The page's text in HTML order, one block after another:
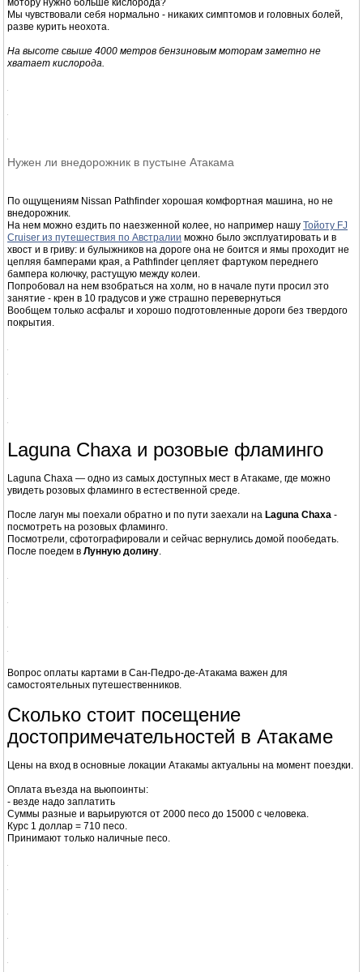
Laguna Miscanti и Laguna Meniquez
По 23 дороге в сторону
пишут так
самочувствия, так и для работы автомобиля.
лагунам.
И тут, на высоте мотор Ниссана перестал тянуть - возможно бензиновому
мотору нужно больше кислорода?
Мы чувствовали себя нормально - никаких симптомов и головных болей,
разве курить неохота.
На высоте свыше 4000 метров бензиновым моторам заметно не
хватает кислорода.
По ощущениям Nissan Pathfinder хорошая комфортная машина, но не
На нем можно ездить по наезженной колее, но например нашуТойоту FJ
Cruiser из путешествия по Австралии
можно было эксплуатировать и в
хвост и в гриву: и булыжников на дороге она не боится и ямы проходит не
цепляя бамперами края, а Pathfinder цепляет фартуком переднего
бампера колючку, растущую между колеи.
Попробовал на нем взобраться на холм, но в начале пути просил это
занятие - крен в 10 градусов и уже страшно перевернуться
Вообщем только асфальт и хорошо подготовленные дороги без твердого
покрытия.
Laguna Chaxa и розовые фламинго
увидеть розовых фламинго в естественной среде.
После лагун мы поехали обратно и по пути заехали наLaguna Chaxa-
посмотреть на розовых фламинго.
Посмотрели, сфотографировали и сейчас вернулись домой пообедать.
Сколько стоит посещение
достопримечательностей в Атакаме